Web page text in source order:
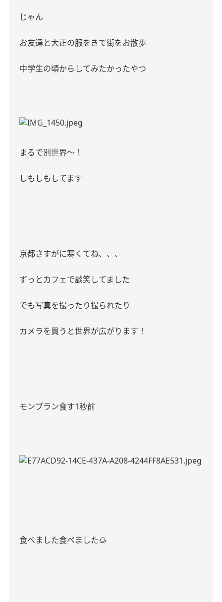
じゃん
お友達と大正の服をきて街をお散歩
中学生の頃からしてみたかったやつ
まるで別世界〜！
しもしもしてます
京都さすがに寒くてね、、、
ずっとカフェで談笑してました
でも写真を撮ったり撮られたり
カメラを買うと世界が広がります！
モンブラン食す1秒前
食べました食べました🌰